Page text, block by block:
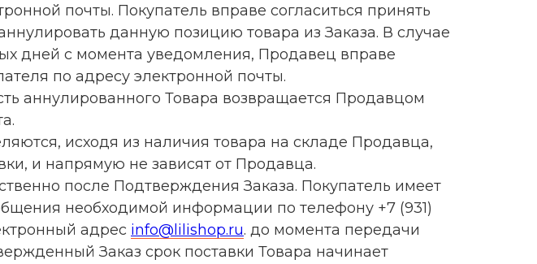
почты. Покупатель вправе согласиться принять
данную позицию товара из Заказа. В случае
дней с момента уведомления, Продавец вправе
по адресу электронной почты.
аннулированного Товара возвращается Продавцом
исходя из наличия товара на складе Продавца,
и напрямую не зависят от Продавца.
после Подтверждения Заказа. Покупатель имеет
необходимой информации по телефону +7 (931)
адрес info@lilishop.ru. до момента передачи
Заказ срок поставки Товара начинает